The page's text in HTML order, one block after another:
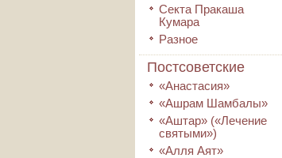
Секта Пракаша
Кумара
Разное
Постсоветские
«Анастасия»
«Ашрам Шамбалы»
«Аштар» («Лечение
святыми»)
«Алля Аят»